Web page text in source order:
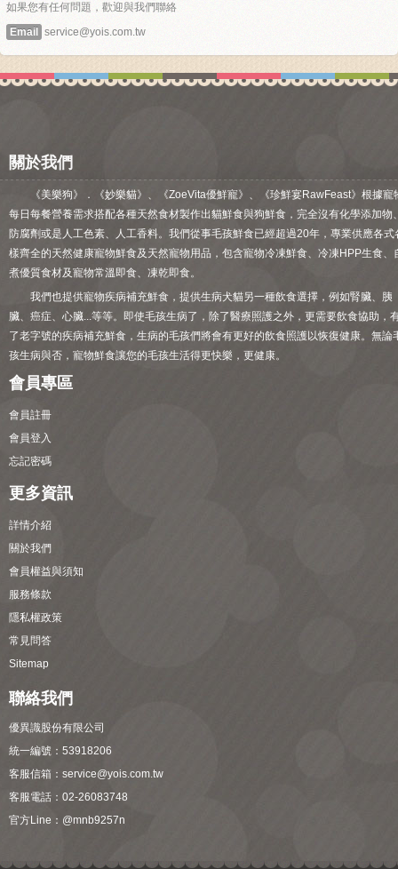
如果您有任何問題，歡迎與我們聯絡
Email
service@yois.com.tw
關於我們
《美樂狗》．《妙樂貓》、《ZoeVita優鮮寵》、《珍鮮宴RawFeast》根據寵
每日每餐營養需求搭配各種天然食材製作出貓鮮食與狗鮮食，完全沒有化學添加物
防腐劑或是人工色素、人工香料。我們從事毛孩鮮食已經超過20年，專業供應各式
樣齊全的天然健康寵物鮮食及天然寵物用品，包含寵物冷凍鮮食、冷凍HPP生食、
煮優質食材及寵物常溫即食、凍乾即食。
我們也提供寵物疾病補充鮮食，提供生病犬貓另一種飲食選擇，例如腎臟、胰
臟、癌症、心臟...等等。即使毛孩生病了，除了醫療照護之外，更需要飲食協助，
了老字號的疾病補充鮮食，生病的毛孩們將會有更好的飲食照護以恢復健康。無論
孩生病與否，寵物鮮食讓您的毛孩生活得更快樂，更健康。
會員專區
會員註冊
會員登入
忘記密碼
更多資訊
詳情介紹
關於我們
會員權益與須知
服務條款
隱私權政策
常見問答
Sitemap
聯絡我們
優異識股份有限公司
統一編號：53918206
客服信箱： service@yois.com.tw
客服電話：02-26083748
官方Line： @mnb9257n